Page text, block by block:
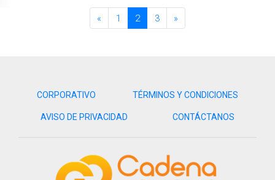
« 1 2 3 »
CORPORATIVO TÉRMINOS Y CONDICIONES
AVISO DE PRIVACIDAD CONTÁCTANOS